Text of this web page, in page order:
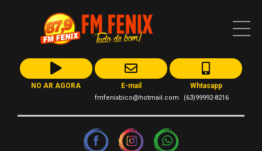
NO AR AGORA E-mail
fmfenixbico@hotmail.com
Whtasapp
(63)99992-8216